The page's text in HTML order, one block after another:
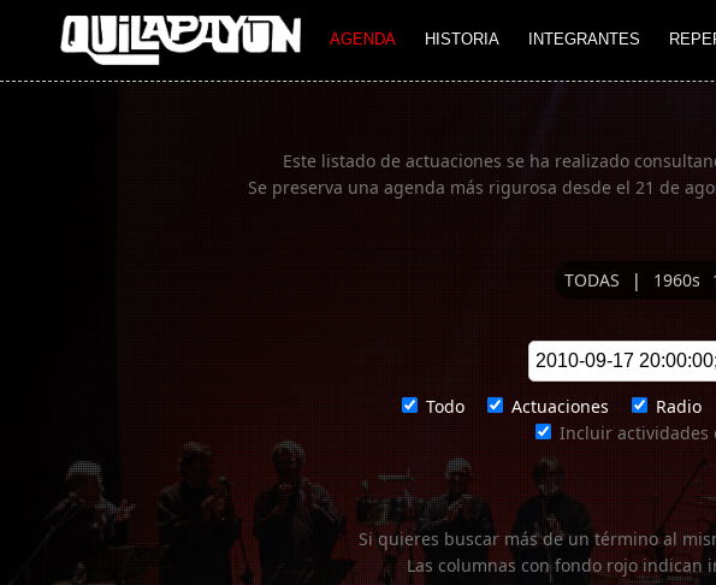
AGENDA HISTORIA INTEGRANTES
Imagen 01
Este listado de actuaciones se ha realizado
Se preserva una agenda más rigurosa desde el 21 de
TODAS | 1960s
Todo Actuaciones Radio
Incluir actividades
Si quieres buscar más de un término al
Las columnas con fondo rojo indican